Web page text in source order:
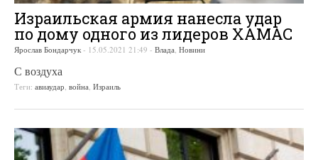
Израильская армия нанесла удар
по дому одного из лидеров ХАМАС
Ярослав Бондарчук - 15.05.2021 21:49 - Влада Новини
С воздуха
Теги: авиаудар война Израиль